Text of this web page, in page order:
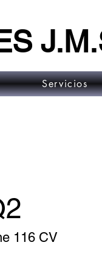
Servicios
116 CV